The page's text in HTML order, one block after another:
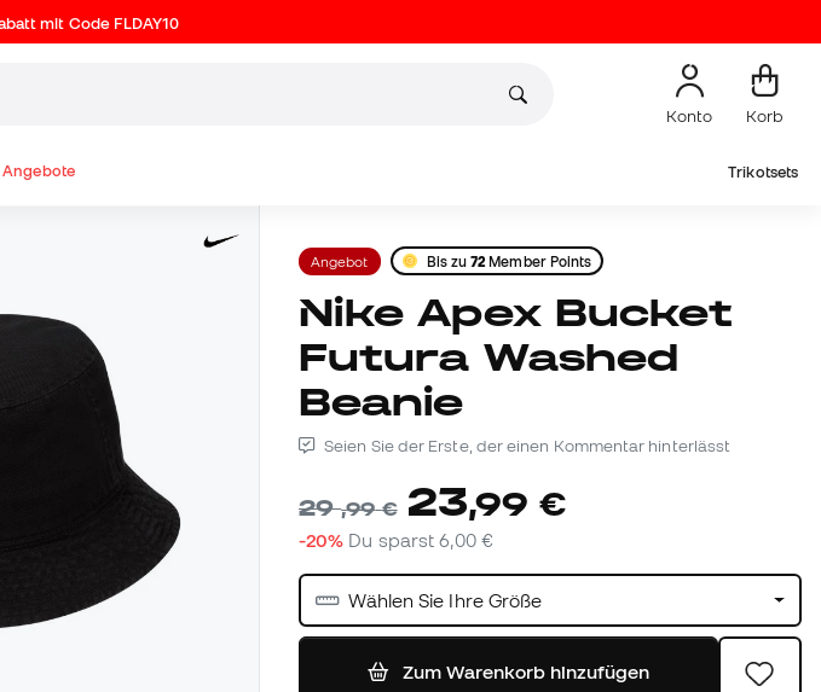
mit Code FLDAY10
Konto Korb
Angebote Trikotsets
Angebot Bis zu72 Member Points
Nike Apex Bucket
Futura Washed
Beanie
Seien Sie der Erste, der einen Kommentar hinterlässt
29,99 € 23,99 €
-20% Du sparst6,00 €
Wählen Sie Ihre Größe
Zum Warenkorb hinzufügen